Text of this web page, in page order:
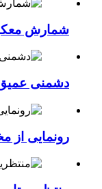
شمارش
دشمنی عمیق
رونمایی از